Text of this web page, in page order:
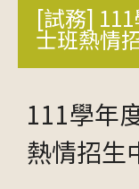
[試務]
士班熱情
111學年
熱情招生